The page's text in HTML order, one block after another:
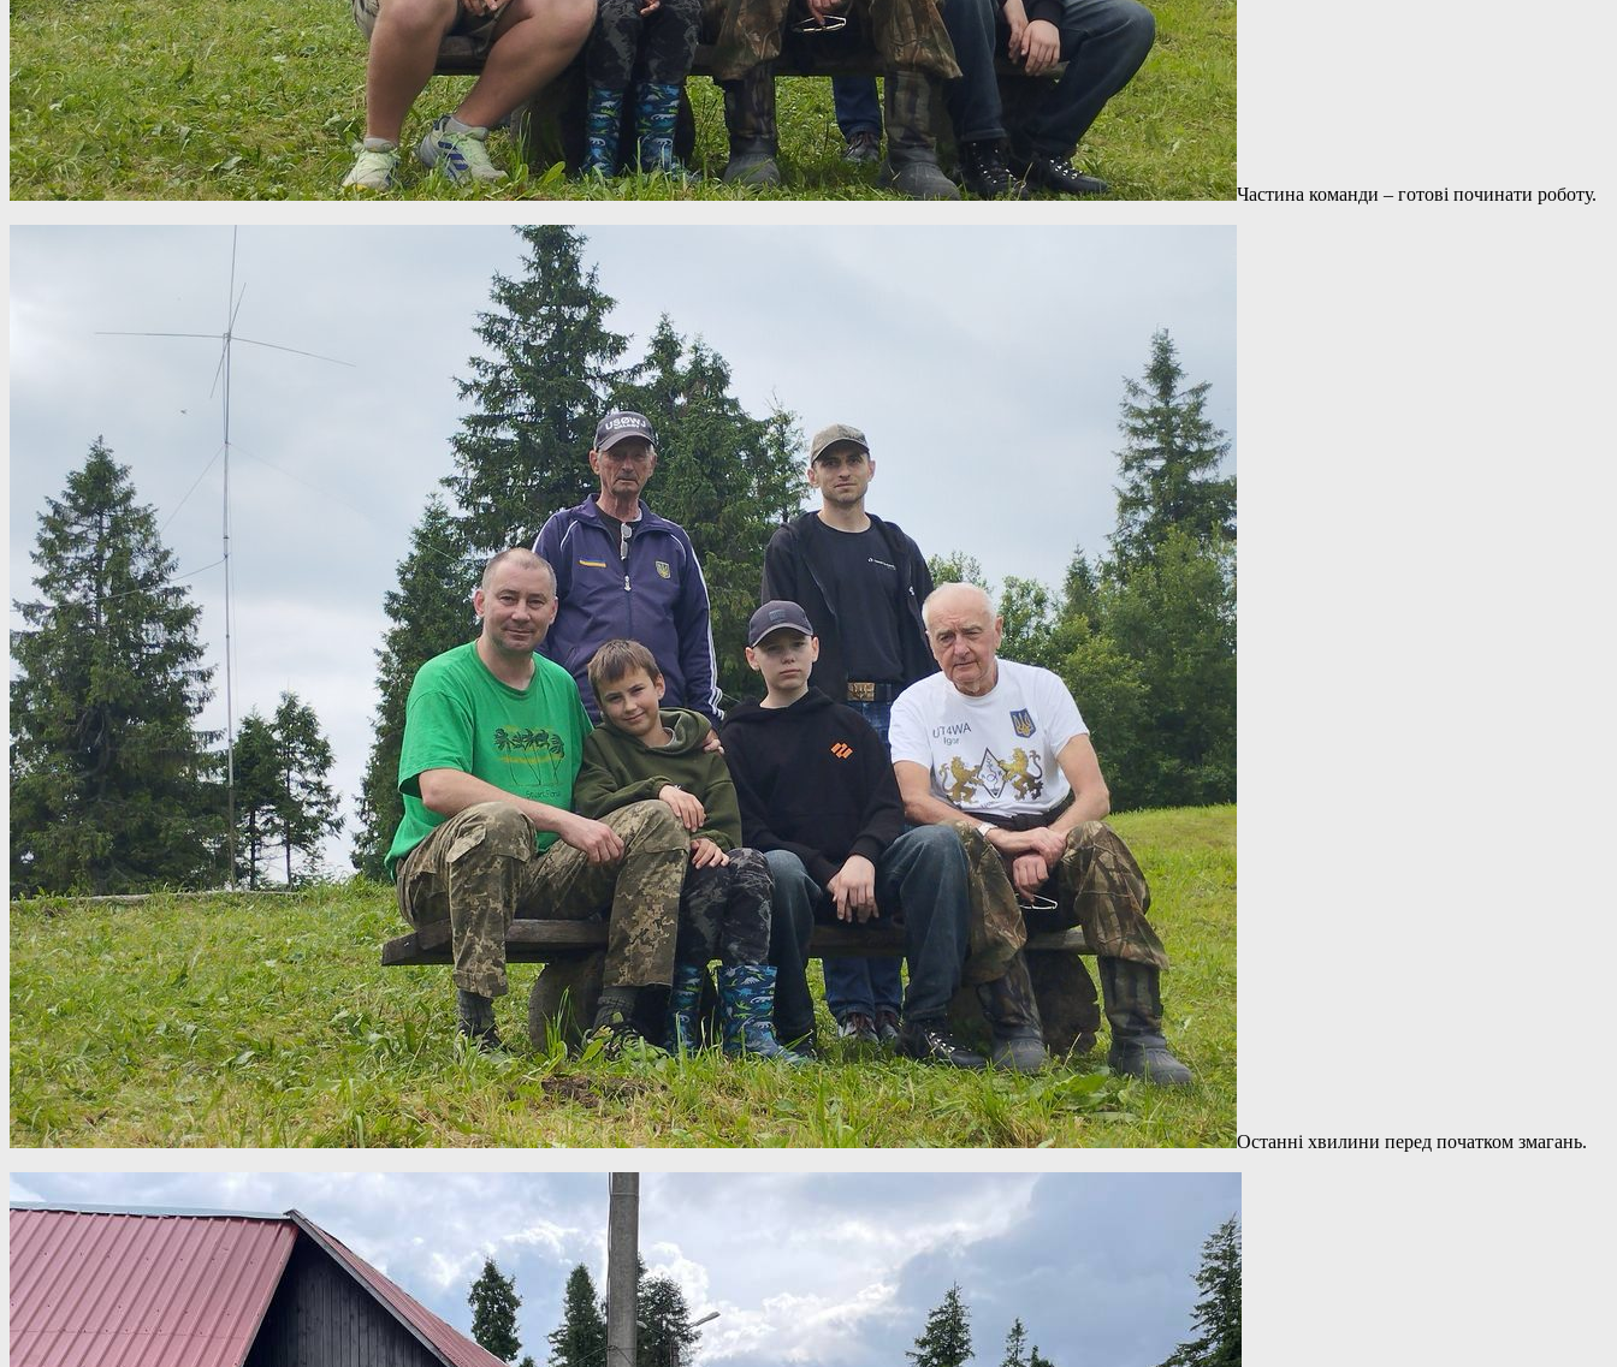
Частина команди – готові починати роботу.
Останні хвилини перед початком змагань.